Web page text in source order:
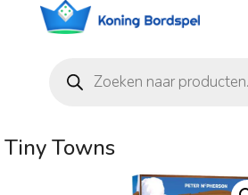
zoeken
Tiny Towns